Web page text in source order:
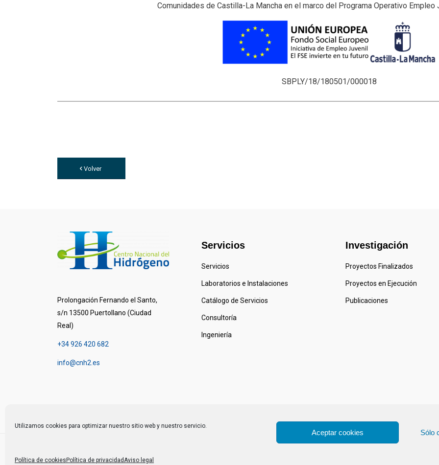
Utilizamos cookies para optimizar nuestro sitio web y nuestro servicio.
Aceptar cookies Sólo
Política de cookies Política de privacidadAviso legal
Comunidades de Castilla-La Mancha en el marco del Programa Operativo
SBPLY/18/180501/000018
Volver
Prolongación Fernando el Santo,
s/n 13500 Puertollano (Ciudad
Real)
+34 926 420 682
info@cnh2.es
Servicios
Servicios
Laboratorios e Instalaciones
Catálogo de Servicios
Consultoría
Ingeniería
Investigación
Proyectos Finalizados
Proyectos en Ejecución
Publicaciones
-